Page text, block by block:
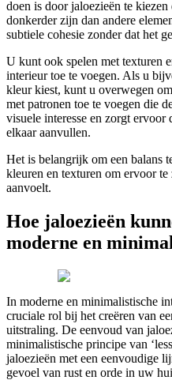
doen is door jaloezieën te
donkerder zijn dan andere
subtiele cohesie zonder dat het
U kunt ook spelen met texturen
interieur toe te voegen. Als u
kleur kiest, kunt u overwegen
met patronen toe te voegen die
visuele interesse en zorgt ervoor
elkaar aanvullen.
Het is belangrijk om een balans
kleuren en texturen om ervoor
aanvoelt.
Hoe jaloezieën
moderne en
In moderne en minimalistische
cruciale rol bij het creëren van
uitstraling. De eenvoud van
minimalistische principe van
jaloezieën met een eenvoudige
gevoel van rust en orde in uw